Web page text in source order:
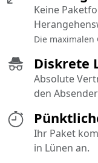
Ihr Paket
in Lünen an.
Diskrete
Absolute
den
Keine
Die